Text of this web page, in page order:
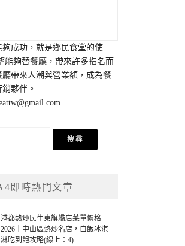
夠成功，就是鄉民食堂的使
能夠替餐廳，帶來許多指名而
廳帶來人潮與營業額，成為餐
夥伴。
即時熱門文章
港都熱炒民生東旗艦店菜單價格
2026｜中山區熱炒名店，白飯冰淇
淋吃到飽攻略(線上：4)